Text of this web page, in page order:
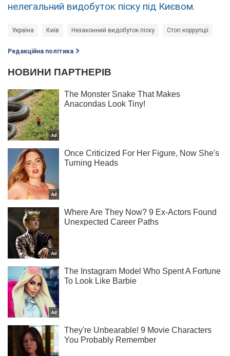
нелегальний видобуток піску під Києвом.
Україна Київ Незаконний видобуток піску Стоп коррупції
Редакційна політика